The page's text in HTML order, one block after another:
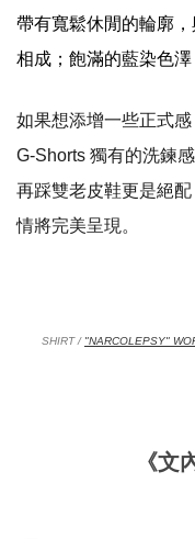
帶有寬鬆休閒的輪廓
相成；飽滿的藍染色澤
如果想添增一些正式
G-Shorts 獨有的洗鍊
再踩雙老皮鞋更是絕配
情將完美呈現。
SHIRT / "NARCOLEPSY"
《文